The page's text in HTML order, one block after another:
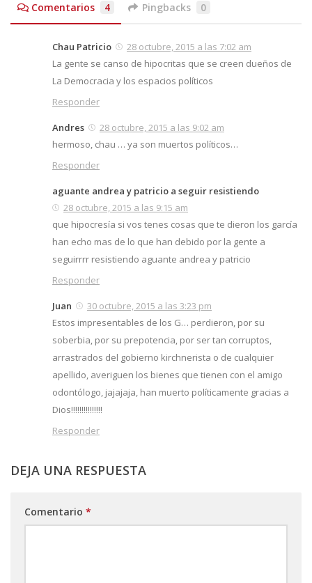
Comentarios 4 Pingbacks 0
Chau Patricio
28 octubre, 2015 a las 7:02 am
La gente se canso de hipocritas que se creen dueños de
La Democracia y los espacios políticos
Responder
Andres
28 octubre, 2015 a las 9:02 am
hermoso, chau … ya son muertos políticos…
Responder
aguante andrea y patricio a seguir resistiendo
28 octubre, 2015 a las 9:15 am
que hipocresía si vos tenes cosas que te dieron los garcía
han echo mas de lo que han debido por la gente a
seguirrrr resistiendo aguante andrea y patricio
Responder
Juan
30 octubre, 2015 a las 3:23 pm
Estos impresentables de los G… perdieron, por su
soberbia, por su prepotencia, por ser tan corruptos,
arrastrados del gobierno kirchnerista o de cualquier
apellido, averiguen los bienes que tienen con el amigo
odontólogo, jajajaja, han muerto políticamente gracias a
Dios!!!!!!!!!!!!!!!
Responder
DEJA UNA RESPUESTA
Comentario *